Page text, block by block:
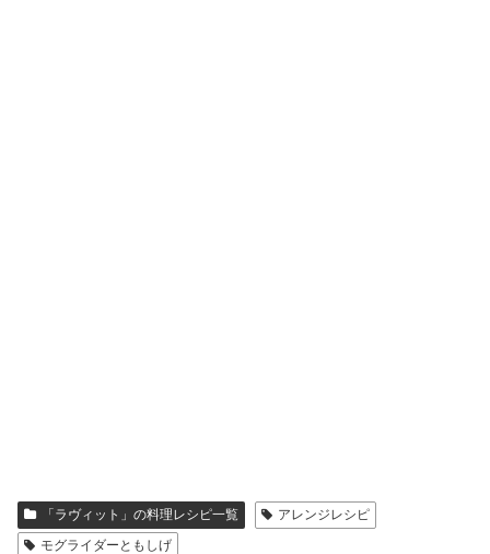
「ラヴィット」の料理レシピ一覧
アレンジレシピ
モグライダーともしげ